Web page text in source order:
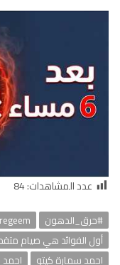
عدد المشاهدات:84
#حرق_الدهون regeem
أول الفوائد هي صيام
احمد سمارة كيتو